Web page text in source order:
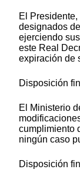
El
designados
ejerciendo
este Real
expiración de
Disposición
El Ministerio
cumplimiento
ningún caso
Disposición